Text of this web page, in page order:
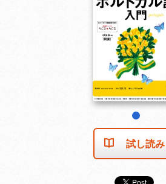
試し読み